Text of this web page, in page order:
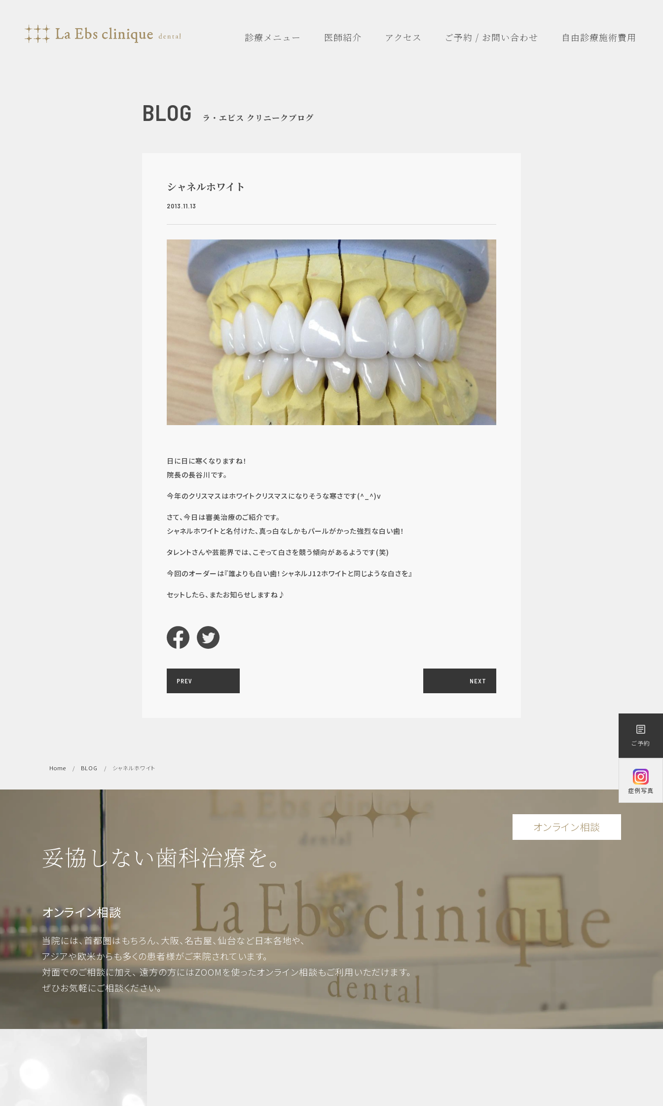
診療メニュー 医師紹介 アクセス ご予約 / お問い合わせ 自由診療施術費用
article
ご予約
症例写真
審美歯科・美容
Home BLOG シャネルホワイト
BLOG ラ・エビス クリニークブログ
シャネルホワイト
2013.11.13
日に日に寒くなりますね！
院長の長谷川です。
今年のクリスマスはホワイトクリスマスになりそうな寒さです(^_^)v
さて、今日は審美治療のご紹介です。
シャネルホワイトと名付けた、真っ白なしかもパールがかった強烈な白い歯！
タレントさんや芸能界では、こぞって白さを競う傾向があるようです(笑)
今回のオーダーは『誰よりも白い歯！シャネルJ12ホワイトと同じような白さを』
セットしたら、またお知らせしますね♪
PREV NEXT
妥協しない歯科治療を。
オンライン相談
当院には、首都圏はもちろん、大阪、名古屋、仙台など日本各地や、
アジアや欧米からも多くの患者様がご来院されています。
対面でのご相談に加え、 遠方の方にはZOOMを使ったオンライン相談もご利用いただけます。
ぜひお気軽にご相談ください。
オンライン相談